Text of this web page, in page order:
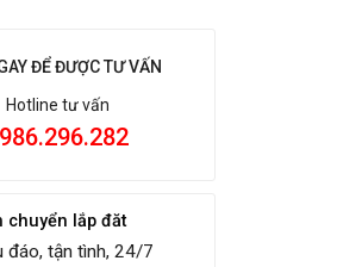
ĐỂ ĐƯỢC TƯ VẤN
Hotline tư vấn
chuyển lắp đăt
đáo, tận tình, 24/7